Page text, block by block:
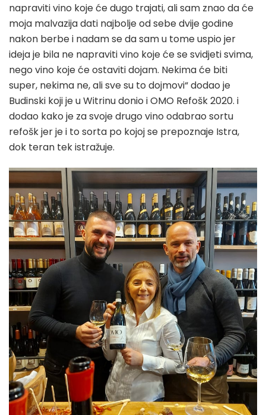
napraviti vino koje će dugo trajati, ali sam znao da će
moja malvazija dati najbolje od sebe dvije godine
nakon berbe i nadam se da sam u tome uspio jer
ideja je bila ne napraviti vino koje će se svidjeti svima,
nego vino koje će ostaviti dojam. Nekima će biti
super, nekima ne, ali sve su to dojmovi“ dodao je
Budinski koji je u Witrinu donio i OMO Refošk 2020. i
dodao kako je za svoje drugo vino odabrao sortu
refošk jer je i to sorta po kojoj se prepoznaje Istra,
dok teran tek istražuje.